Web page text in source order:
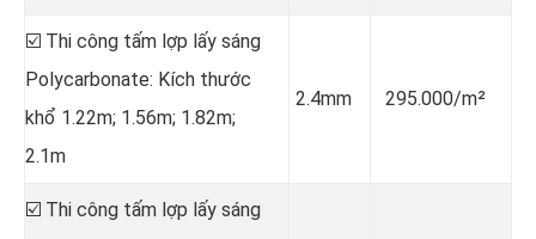
☑️ Thi công tấm lợp lấy sáng
Polycarbonate: Kích thước
khổ 1.22m; 1.56m; 1.82m;
2.1m
2.4mm 295.000/m²
☑️ Thi công tấm lợp lấy sáng